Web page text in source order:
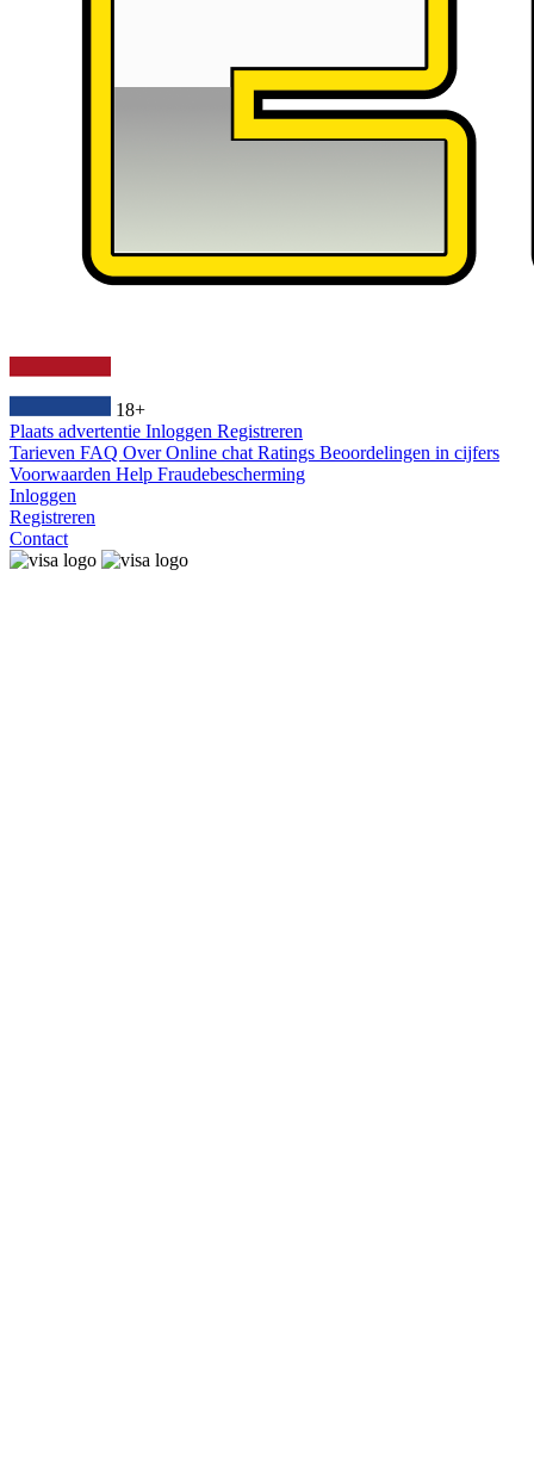
18+
Plaats advertentie Inloggen Registreren
Tarieven FAQ OverOnline chat Ratings Beoordelingen in cijfers
Voorwaarden Help Fraudebescherming
Inloggen
Registreren
Contact